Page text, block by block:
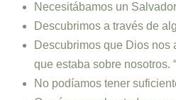
Necesitábamos un
Descubrimos a través de
Descubrimos que Dios nos
que estaba sobre nosotros.
No podíamos tener